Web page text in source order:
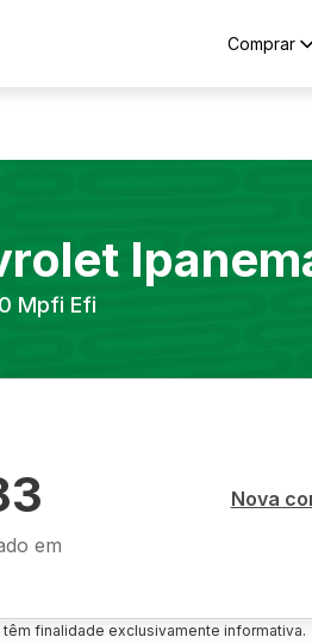
Comprar
Mpfi Efi
em
Nova
finalidade exclusivamente informativa.